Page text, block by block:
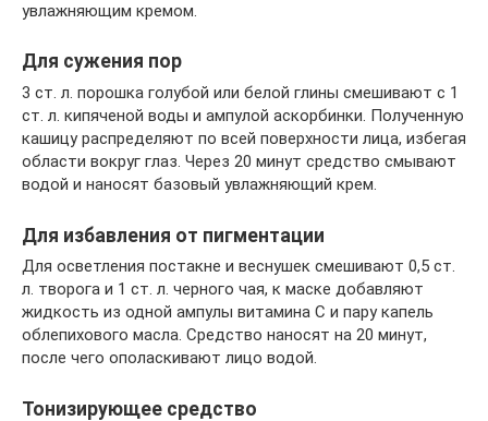
увлажняющим кремом.
Для сужения пор
3 ст. л. порошка голубой или белой глины смешивают с 1
ст. л. кипяченой воды и ампулой аскорбинки. Полученную
кашицу распределяют по всей поверхности лица, избегая
области вокруг глаз. Через 20 минут средство смывают
водой и наносят базовый увлажняющий крем.
Для избавления от пигментации
Для осветления постакне и веснушек смешивают 0,5 ст.
л. творога и 1 ст. л. черного чая, к маске добавляют
жидкость из одной ампулы витамина С и пару капель
облепихового масла. Средство наносят на 20 минут,
после чего ополаскивают лицо водой.
Тонизирующее средство